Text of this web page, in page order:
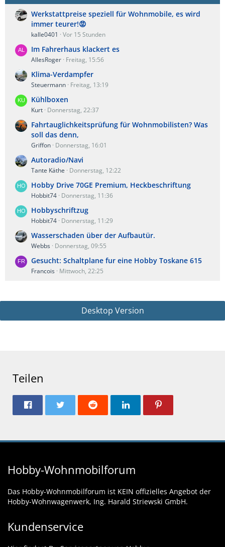
Werkstattpreise speziell für Wohnmobile, es wird
immer teurer!😡
kalle0401 Vor 15 Stunden
Im Fahrerhaus klackert es
AllesRoger Freitag, 15:56
Klima-Verdampfer
Steuermann Freitag, 13:19
Kühlboxen
Kurt Donnerstag, 22:37
Fahrtauglichkeitsprüfung für Wohnmobilisten? Was
soll das denn,
Griffon Donnerstag, 16:01
Autoradio/Navi
Tante Käthe Donnerstag, 12:22
Hobby Drive 70GE Premium, Heckbeschriftung
Hobbit74 Donnerstag, 11:36
Hobbyschriftzug
Hobbit74 Donnerstag, 11:29
Wasserschaden über der Aufbautür.
Webbs Donnerstag, 09:55
Gesucht: Schaltplane fur eine Hobby Toskane 615
Francois Mittwoch, 22:25
Desktop Version
Teilen
Hobby-Wohnmobilforum
Das Hobby-Wohnmobilforum ist KEIN offizielles Angebot der
Hobby-Wohnwagenwerk, Ing. Harald Striewski GmbH.
Kundenservice